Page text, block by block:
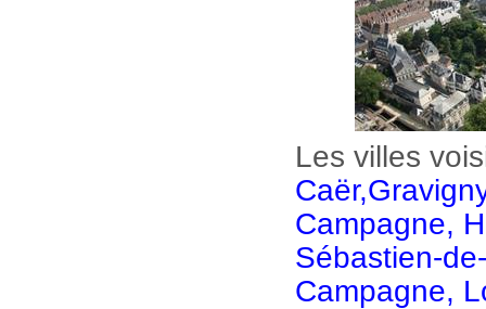
Les villes
Caër,
Campagne,
Sébastien-
Campagne,